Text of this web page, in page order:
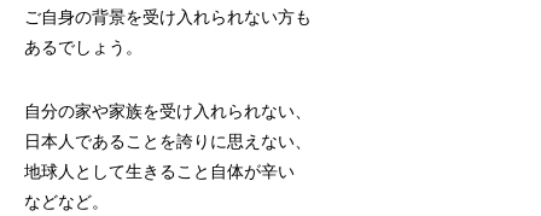
ご自身の背景を受け入れられない方も
あるでしょう。
自分の家や家族を受け入れられない、
日本人であることを誇りに思えない、
地球人として生きること自体が辛い
などなど。